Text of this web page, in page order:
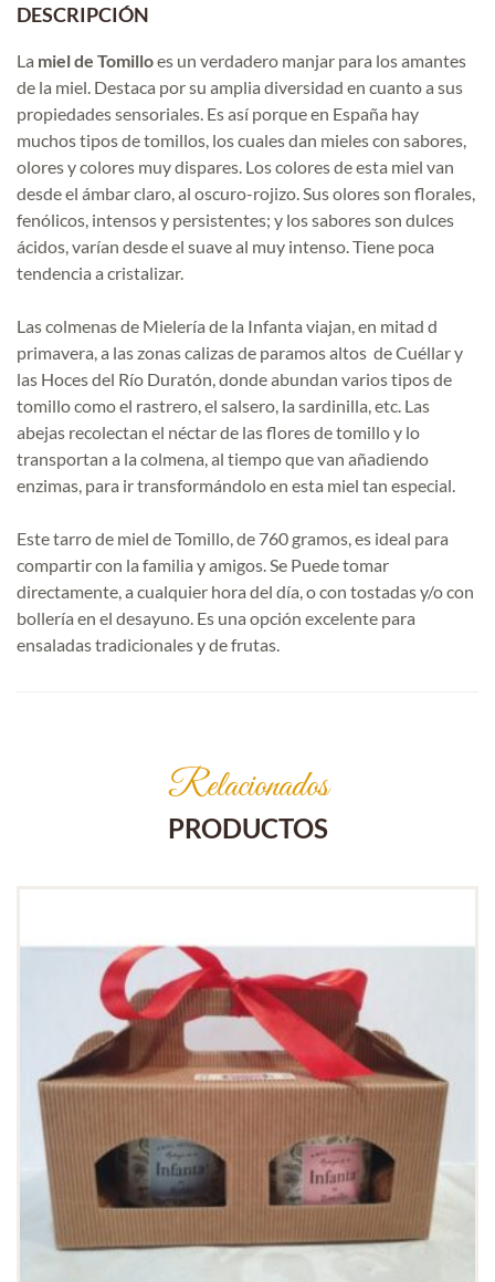
DESCRIPCIÓN
La miel de Tomilloes un verdadero manjar para los amantes
de la miel. Destaca por su amplia diversidad en cuanto a sus
propiedades sensoriales. Es así porque en España hay
muchos tipos de tomillos, los cuales dan mieles con sabores,
olores y colores muy dispares. Los colores de esta miel van
desde el ámbar claro, al oscuro-rojizo. Sus olores son florales,
fenólicos, intensos y persistentes; y los sabores son dulces
ácidos, varían desde el suave al muy intenso. Tiene poca
tendencia a cristalizar.
Las colmenas de Mielería de la Infanta viajan, en mitad d
primavera, a las zonas calizas de paramos altos de Cuéllar y
las Hoces del Río Duratón, donde abundan varios tipos de
tomillo como el rastrero, el salsero, la sardinilla, etc. Las
abejas recolectan el néctar de las flores de tomillo y lo
transportan a la colmena, al tiempo que van añadiendo
enzimas, para ir transformándolo en esta miel tan especial.
Este tarro de miel de Tomillo, de 760 gramos, es ideal para
compartir con la familia y amigos. Se Puede tomar
directamente, a cualquier hora del día, o con tostadas y/o con
bollería en el desayuno. Es una opción excelente para
ensaladas tradicionales y de frutas.
Relacionados
PRODUCTOS